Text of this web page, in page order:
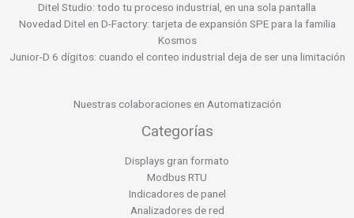
Ditel Studio: todo tu proceso industrial, en una sola pantalla
Novedad Ditel en D-Factory: tarjeta de expansión SPE para la familia
Kosmos
Junior-D 6 dígitos: cuando el conteo industrial deja de ser una limitación
Nuestras colaboraciones en Automatización
Categorías
Displays gran formato
Modbus RTU
Indicadores de panel
Analizadores de red